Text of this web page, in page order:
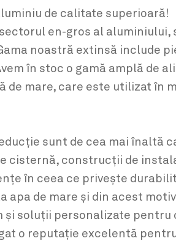
de calitate superioară!
en-gros al aluminiului,
noastră extinsă include
în stoc o gamă amplă de
de mare, care este utilizat în
sunt de cea mai înaltă
cisternă, construcții de
în ceea ce privește
apa de mare și din acest
și soluții personalizate pentru
o reputație excelentă